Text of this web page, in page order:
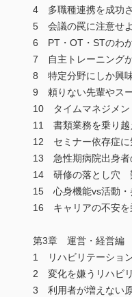
4 多職種連携を成功
5 会議の罠に注意せよ
6 PT・OT・STのわ
7 自主トレーニング
8 特定分野にしか興
9 頼りない先輩やス
10 タイムマネジメン
11 書類業務を乗り越
12 セミナー依存症に
13 急性期病院出身
14 研修の落とし穴
15 心身機能vs活動・
16 キャリアの不安を
第3章 運営・経営編
1 リハビリテーショ
2 変化を嫌うリハビ
3 利用者が増えない